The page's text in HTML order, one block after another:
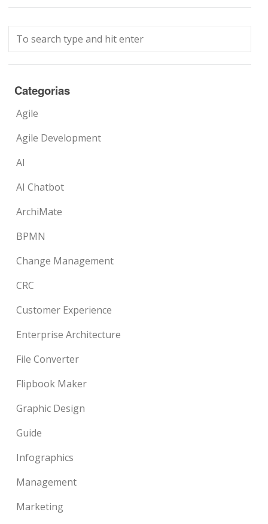
Categorias
Agile
Agile Development
AI
AI Chatbot
ArchiMate
BPMN
Change Management
CRC
Customer Experience
Enterprise Architecture
File Converter
Flipbook Maker
Graphic Design
Guide
Infographics
Management
Marketing